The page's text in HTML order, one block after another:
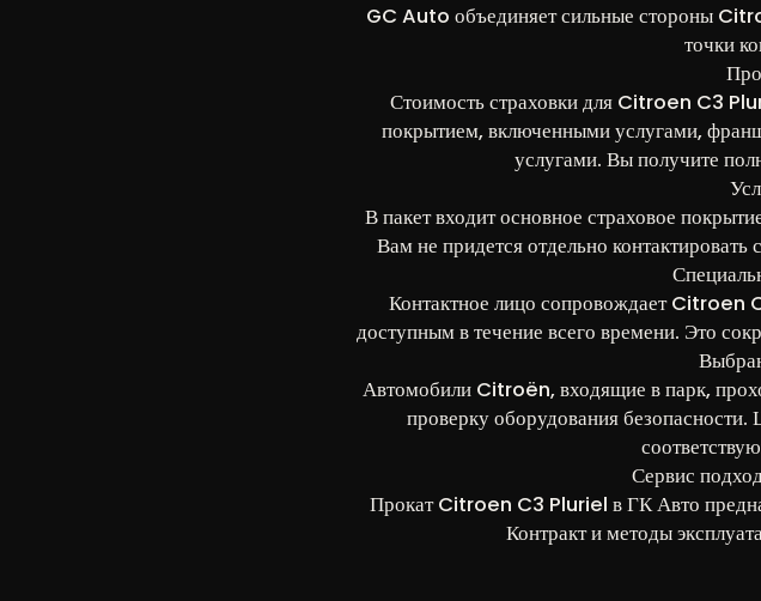
GC Auto объединяет сильные стороны
точки
Стоимость страховки для Citroen C3
покрытием, включенными услугами,
услугами. Вы получите
В пакет входит основное страховое
Вам не придется отдельно
Контактное лицо сопровождает Citroen
доступным в течение всего времени. Это
Автомобили Citroën, входящие в парк,
проверку оборудования
Сервис
Прокат Citroen C3 Pluriel в ГК Авто
Контракт и методы